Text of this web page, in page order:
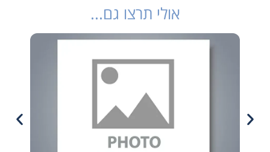
אולי תרצו גם...